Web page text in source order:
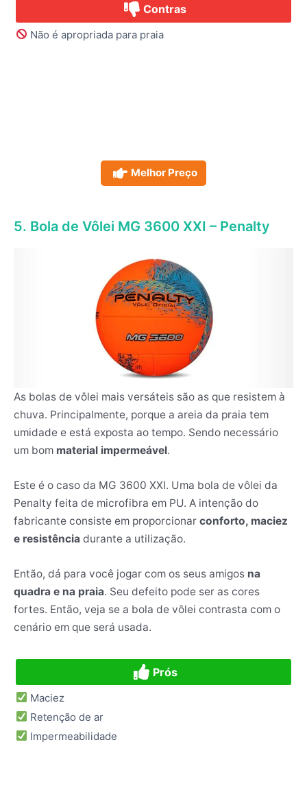
Contras
Não é apropriada para praia
Melhor Preço
5. Bola de Vôlei MG 3600 XXI – Penalty
As bolas de vôlei mais versáteis são as que resistem à
chuva. Principalmente, porque a areia da praia tem
umidade e está exposta ao tempo. Sendo necessário
um bom material impermeável.
Este é o caso da MG 3600 XXI. Uma bola de vôlei da
Penalty feita de microfibra em PU. A intenção do
fabricante consiste em proporcionar conforto, maciez
e resistência durante a utilização.
Então, dá para você jogar com os seus amigos na
quadra e na praia. Seu defeito pode ser as cores
fortes. Então, veja se a bola de vôlei contrasta com o
cenário em que será usada.
Prós
Maciez
Retenção de ar
Impermeabilidade